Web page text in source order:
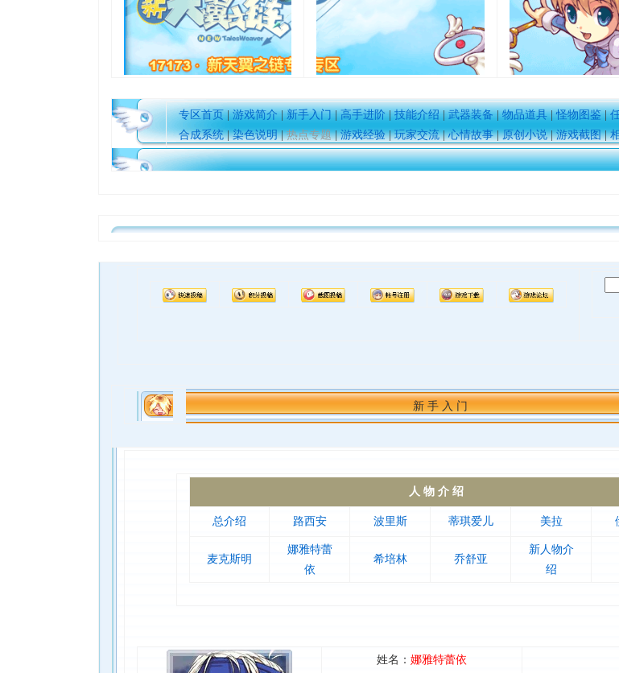
专区首页|游戏简介|新手入门|高手进阶|技能介绍|武器装备|物品道具|怪物图鉴|
合成系统|染色说明|热点专题|游戏经验|玩家交流|心情故事|原创小说|游戏截图|
新 手 入 门
人 物 介 绍
总介绍 路西安 波里斯 蒂琪爱儿 美拉
麦克斯明
娜雅特蕾
依
希培林 乔舒亚
新人物介
绍
姓名： 娜雅特蕾依